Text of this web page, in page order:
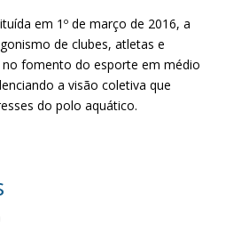
em 1º de março de 2016, a
de clubes, atletas e
fomento do esporte em médio
a visão coletiva que
do polo aquático.